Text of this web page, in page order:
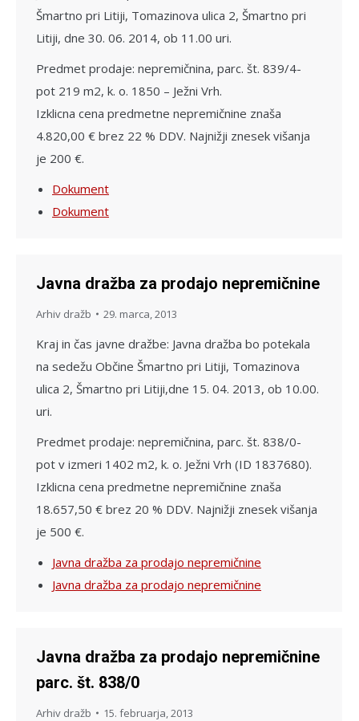
Šmartno pri Litiji, Tomazinova ulica 2, Šmartno pri
Litiji, dne 30. 06. 2014, ob 11.00 uri.
Predmet prodaje: nepremičnina, parc. št. 839/4-
pot 219 m2, k. o. 1850 – Ježni Vrh.
Izklicna cena predmetne nepremičnine znaša
4.820,00 € brez 22 % DDV. Najnižji znesek višanja
je 200 €.
Dokument
Dokument
Javna dražba za prodajo nepremičnine
Arhiv dražb 29. marca, 2013
Kraj in čas javne dražbe: Javna dražba bo potekala
na sedežu Občine Šmartno pri Litiji, Tomazinova
ulica 2, Šmartno pri Litiji,dne 15. 04. 2013, ob 10.00.
uri.
Predmet prodaje: nepremičnina, parc. št. 838/0-
pot v izmeri 1402 m2, k. o. Ježni Vrh (ID 1837680).
Izklicna cena predmetne nepremičnine znaša
18.657,50 € brez 20 % DDV. Najnižji znesek višanja
je 500 €.
Javna dražba za prodajo nepremičnine
Javna dražba za prodajo nepremičnine
Javna dražba za prodajo nepremičnine
parc. št. 838/0
Arhiv dražb 15. februarja, 2013